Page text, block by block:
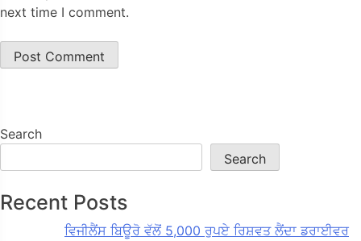
next time I comment.
Search
Search
Recent Posts
ਵਿਜੀਲੈਂਸ ਬਿਊਰੋ ਵੱਲੋਂ 5,000 ਰੁਪਏ ਰਿਸ਼ਵਤ ਲੈਂਦਾ ਡਰਾਈਵਰ